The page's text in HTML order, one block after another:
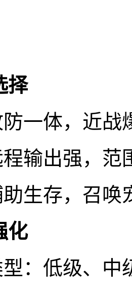
择
一体，近战
输出强，范
生存，召唤
化
：低级、中